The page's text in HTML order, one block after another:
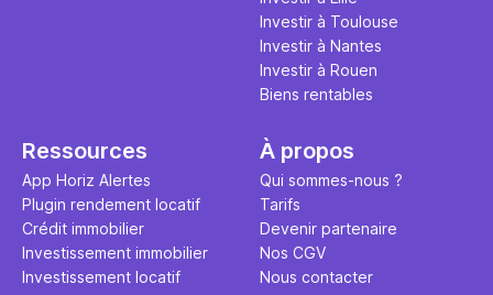
Investir à Toulouse
Investir à Nantes
Investir à Rouen
Biens rentables
Ressources
App Horiz Alertes
Plugin rendement locatif
Crédit immobilier
Investissement immobilier
Investissement locatif
À propos
Qui sommes-nous ?
Tarifs
Devenir partenaire
Nos CGV
Nous contacter